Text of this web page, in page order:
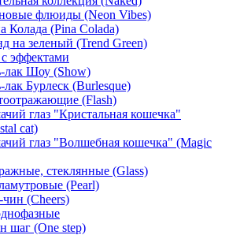
флюиды (Neon Vibes)
Колада (Pina Colada)
на зеленый (Trend Green)
эффектами
лак Шоу (Show)
лак Бурлеск (Burlesque)
(Flash)
глаз "Кристальная кошечка"
cat)
глаз "Волшебная кошечка" (Magic
стеклянные (Glass)
(Pearl)
(Cheers)
шаг (One step)